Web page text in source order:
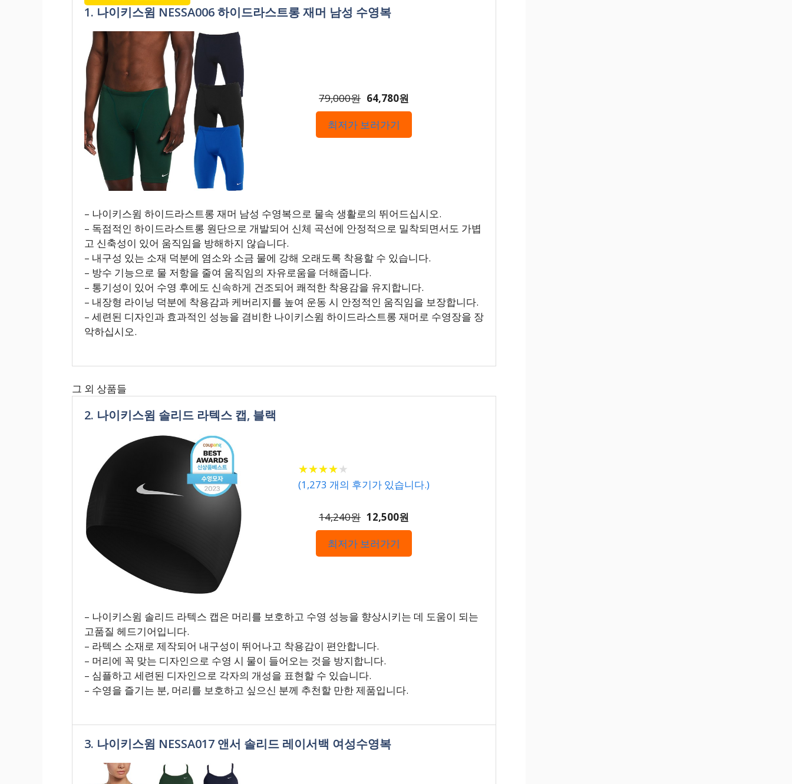
1. 나이키스윔 NESSA006 하이드라스트롱 재머 남성 수영복
79,000원 64,780원
최저가 보러가기
– 나이키스윔 하이드라스트롱 재머 남성 수영복으로 물속 생활로의 뛰어드십시오.
– 독점적인 하이드라스트롱 원단으로 개발되어 신체 곡선에 안정적으로 밀착되면서도 가볍
고 신축성이 있어 움직임을 방해하지 않습니다.
– 내구성 있는 소재 덕분에 염소와 소금 물에 강해 오래도록 착용할 수 있습니다.
– 방수 기능으로 물 저항을 줄여 움직임의 자유로움을 더해줍니다.
– 통기성이 있어 수영 후에도 신속하게 건조되어 쾌적한 착용감을 유지합니다.
– 내장형 라이닝 덕분에 착용감과 케버리지를 높여 운동 시 안정적인 움직임을 보장합니다.
– 세련된 디자인과 효과적인 성능을 겸비한 나이키스윔 하이드라스트롱 재머로 수영장을 장
악하십시오.
그 외 상품들
2. 나이키스윔 솔리드 라텍스 캡, 블랙
★★★★★
★★★★★
(1,273 개의 후기가 있습니다.)
14,240원 12,500원
최저가 보러가기
– 나이키스윔 솔리드 라텍스 캡은 머리를 보호하고 수영 성능을 향상시키는 데 도움이 되는
고품질 헤드기어입니다.
– 라텍스 소재로 제작되어 내구성이 뛰어나고 착용감이 편안합니다.
– 머리에 꼭 맞는 디자인으로 수영 시 물이 들어오는 것을 방지합니다.
– 심플하고 세련된 디자인으로 각자의 개성을 표현할 수 있습니다.
– 수영을 즐기는 분, 머리를 보호하고 싶으신 분께 추천할 만한 제품입니다.
3. 나이키스윔 NESSA017 앤서 솔리드 레이서백 여성수영복